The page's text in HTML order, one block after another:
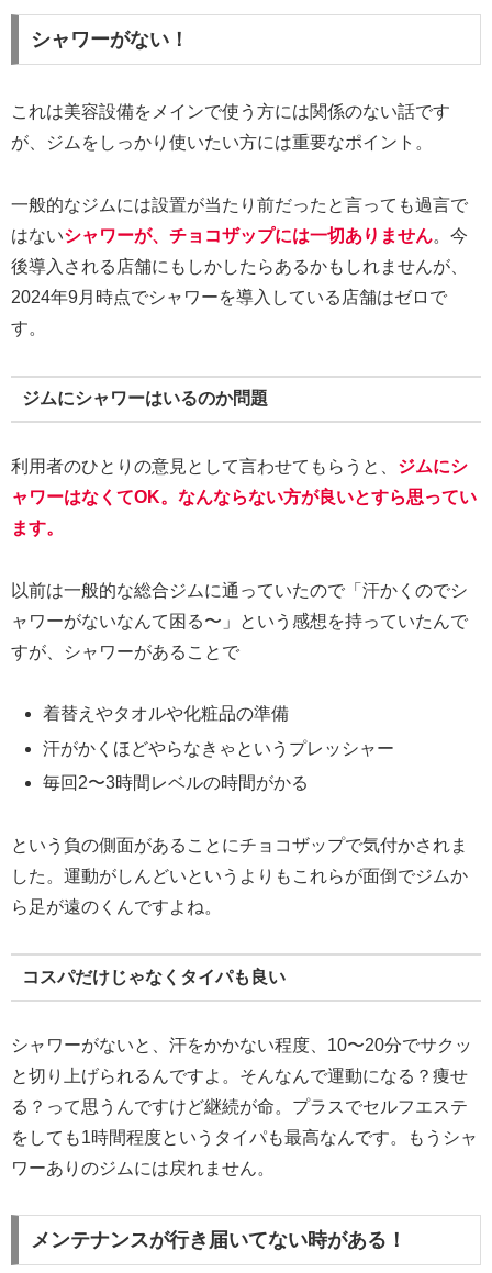
シャワーがない！
これは美容設備をメインで使う方には関係のない話です
が、ジムをしっかり使いたい方には重要なポイント。
一般的なジムには設置が当たり前だったと言っても過言で
はないシャワーが、チョコザップには一切ありません。今
後導入される店舗にもしかしたらあるかもしれませんが、
2024年9月時点でシャワーを導入している店舗はゼロで
す。
ジムにシャワーはいるのか問題
利用者のひとりの意見として言わせてもらうと、 ジムにシ
ャワーはなくてOK。なんならない方が良いとすら思ってい
ます。
以前は一般的な総合ジムに通っていたので「汗かくのでシ
ャワーがないなんて困る〜」という感想を持っていたんで
すが、シャワーがあることで
着替えやタオルや化粧品の準備
汗がかくほどやらなきゃというプレッシャー
毎回2〜3時間レベルの時間がかる
という負の側面があることにチョコザップで気付かされま
した。運動がしんどいというよりもこれらが面倒でジムか
ら足が遠のくんですよね。
コスパだけじゃなくタイパも良い
シャワーがないと、汗をかかない程度、10〜20分でサクッ
と切り上げられるんですよ。そんなんで運動になる？痩せ
る？って思うんですけど継続が命。プラスでセルフエステ
をしても1時間程度というタイパも最高なんです。もうシャ
ワーありのジムには戻れません。
メンテナンスが行き届いてない時がある！